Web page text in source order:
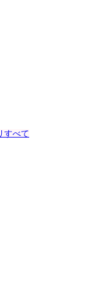
すべて